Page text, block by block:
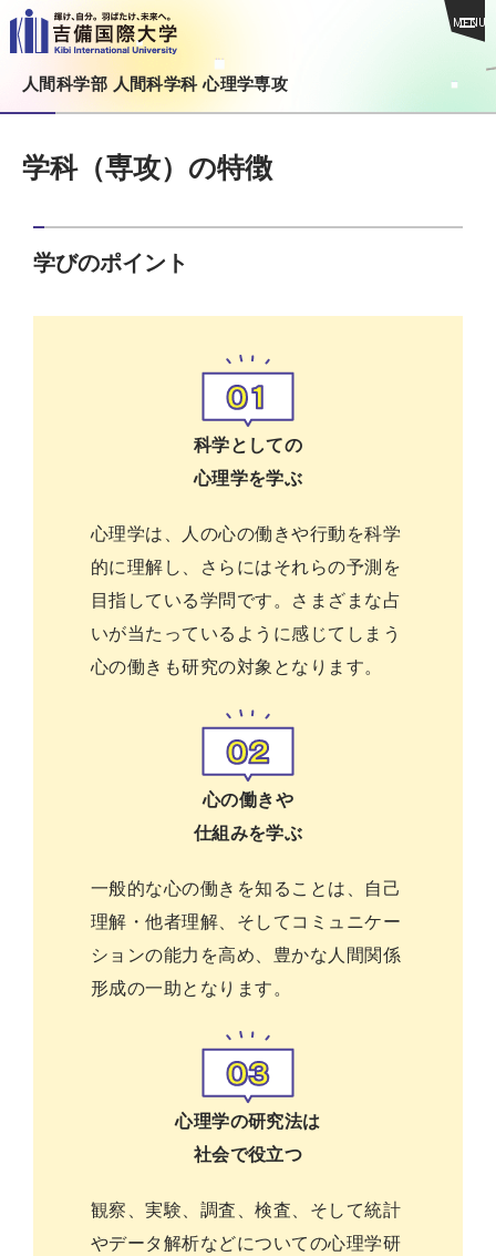
MENU
人間科学部 人間科学科 心理学専攻
学科（専攻）の特徴
学びのポイント
科学としての
心理学を学ぶ
心理学は、人の心の働きや行動を科学
的に理解し、さらにはそれらの予測を
目指している学問です。さまざまな占
いが当たっているように感じてしまう
心の働きも研究の対象となります。
心の働きや
仕組みを学ぶ
一般的な心の働きを知ることは、自己
理解・他者理解、そしてコミュニケー
ションの能力を高め、豊かな人間関係
形成の一助となります。
心理学の研究法は
社会で役立つ
観察、実験、調査、検査、そして統計
やデータ解析などについての心理学研